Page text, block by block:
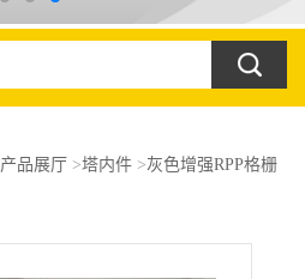
产品展厅>塔内件>灰色增强RPP格栅